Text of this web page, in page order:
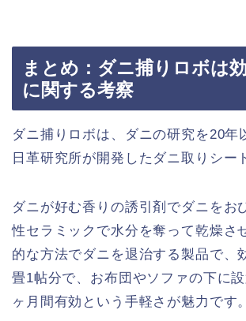
まとめ：ダニ捕りロボは
に関する考察
ダニ捕りロボは、ダニの研究を20年
日革研究所が開発したダニ取りシー
ダニが好む香りの誘引剤でダニをお
性セラミックで水分を奪って乾燥さ
的な方法でダニを退治する製品で、
畳1帖分で、お布団やソファの下に
ヶ月間有効という手軽さが魅力です。